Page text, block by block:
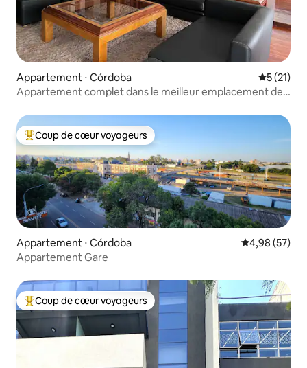
Appartement ⋅ Córdoba
5 (21)
Appartement complet dans le meilleur emplacement de
Coups de cœur voyageurs les plus appréciés
Coup de cœur voyageurs
Appartement ⋅ Córdoba Évaluation
4,98 (57)
Appartement Gare
Coups de cœur voyageurs les plus appréciés
Coup de cœur voyageurs